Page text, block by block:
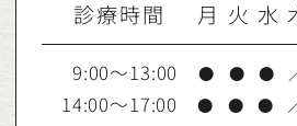
診療時間 月 火 水
9:00～13:00 ● ● ●
14:00～17:00 ● ● ●